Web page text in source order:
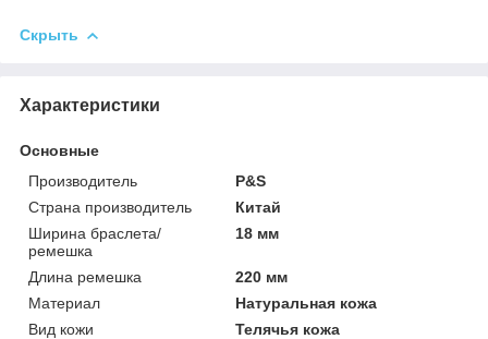
Скрыть
Характеристики
Основные
Производитель
P&S
Страна производитель
Китай
Ширина браслета/
ремешка
18 мм
Длина ремешка
220 мм
Материал
Натуральная кожа
Вид кожи
Телячья кожа